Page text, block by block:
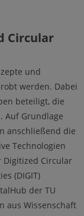
Circular
und
werden. Dabei
beteiligt, die
Auf Grundlage
anschließend die
Technologien
Digitized Circular
(DIGIT)
der TU
aus Wissenschaft